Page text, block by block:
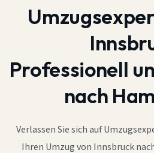
Professionell
nach
Verlassen Sie sich auf
Ihren Umzug von Innsbruck